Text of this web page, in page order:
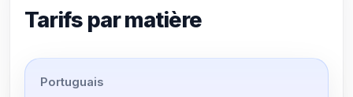
Tarifs par matière
Portuguais